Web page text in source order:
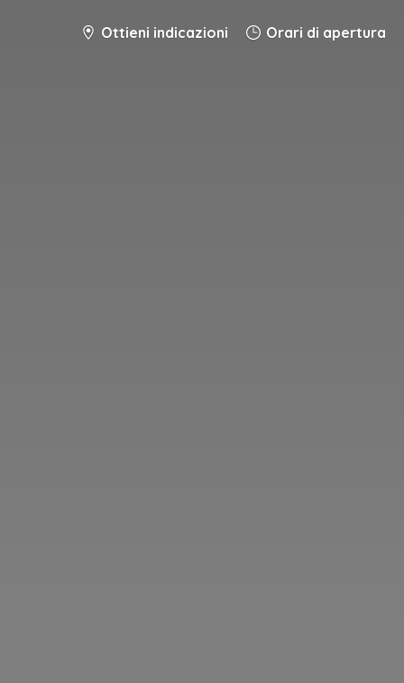
Ottieni indicazioni Orari di apertura